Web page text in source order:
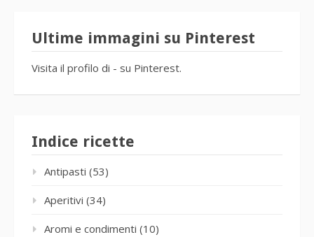
Ultime immagini su Pinterest
Visita il profilo di - su Pinterest.
Indice ricette
Antipasti (53)
Aperitivi (34)
Aromi e condimenti (10)